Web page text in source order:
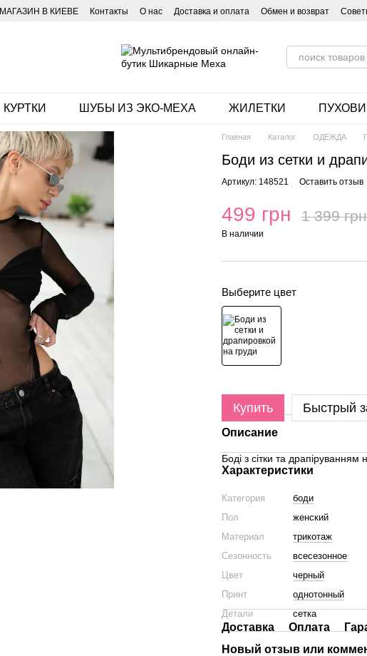
МАГАЗИН В КИЕВЕ Контакты О нас Доставка и оплата Обмен и возврат
КУРТКИ ШУБЫ ИЗ ЭКО-МЕХА ЖИЛЕТКИ
Главная Каталог ОДЕЖДА
Боди из сетки и
Артикул: 148521 Оставить отзыв
499 грн 1 399 грн
В наличии
Выберите цвет
Купить Быстрый
Описание
Боді з сітки та
Характеристики
Категория
боди
Пол
женский
Материал
трикотаж
Сезонность
всесезонное
Цвет
черный
Принт
однотонный
Детали
сетка
Доставка Оплата
Новый отзыв или